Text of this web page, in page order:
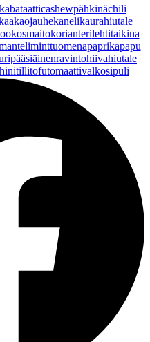
bataatticashewpähkinächili
kanelikaurahiutale
korianterilehtitaikina
minttuomenapaprikapapu
pääsiäinenravintohiivahiutale
tillitofutomaattivalkosipuli